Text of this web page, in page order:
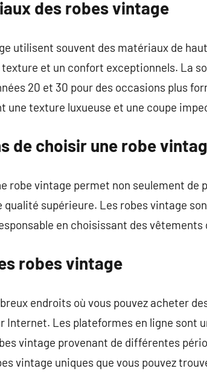
des robes vintage
utilisent souvent des matériaux de
texture et un confort exceptionnels. La
20 et 30 pour des occasions plus
une texture luxueuse et une coupe
de choisir une robe
robe vintage permet non seulement de
qualité supérieure. Les robes vintage
en choisissant des vêtements
robes vintage
endroits où vous pouvez acheter
Internet. Les plateformes en ligne sont
vintage provenant de différentes
vintage uniques que vous pouvez